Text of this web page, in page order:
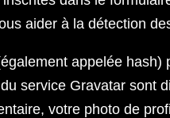
aider à la détection
appelée
service Gravatar sont
votre photo de